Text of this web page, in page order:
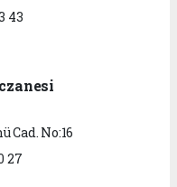
43
Cad. No:16
27